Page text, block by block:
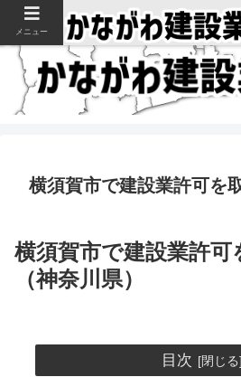
神奈川県の建設業許可申請・取得を支
横須賀市で建設業許可を
横須賀市で建設業許可
（神奈川県）
目次
メニュー